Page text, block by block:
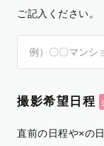
ご記入ください。
撮影希望日程
直前の日程や×の